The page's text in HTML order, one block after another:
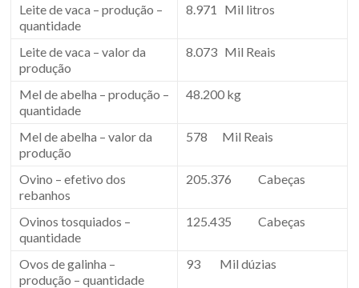
Leite de vaca – produção –
quantidade
8.971 Mil litros
Leite de vaca – valor da
produção
8.073 Mil Reais
Mel de abelha – produção –
quantidade
48.200 kg
Mel de abelha – valor da
produção
578 Mil Reais
Ovino – efetivo dos
rebanhos
205.376 Cabeças
Ovinos tosquiados –
quantidade
125.435 Cabeças
Ovos de galinha –
produção – quantidade
93 Mil dúzias